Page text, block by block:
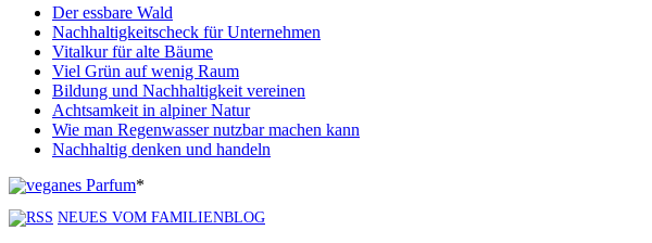
Der essbare Wald
Nachhaltigkeitscheck für Unternehmen
Vitalkur für alte Bäume
Viel Grün auf wenig Raum
Bildung und Nachhaltigkeit vereinen
Achtsamkeit in alpiner Natur
Wie man Regenwasser nutzbar machen kann
Nachhaltig denken und handeln
*
NEUES VOM FAMILIENBLOG